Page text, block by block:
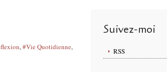
,#Vie Quotidienne,
Suivez-moi
RSS